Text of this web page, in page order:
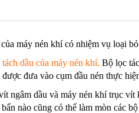
máy nén khí có nhiệm vụ loại
tách dầu của máy nén khí. Bộ lọc
đưa vào cụm đầu nén thực
ngâm dầu và máy nén khí trục
nào cũng có thể làm mòn các bộ